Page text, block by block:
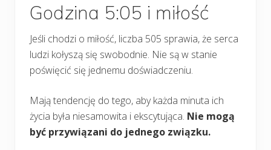
Godzina 5:05 i miłość
Jeśli chodzi o miłość, liczba 505 sprawia, że serca
ludzi kołyszą się swobodnie. Nie są w stanie
poświęcić się jednemu doświadczeniu.
Mają tendencję do tego, aby każda minuta ich
życia była niesamowita i ekscytująca. Nie mogą
być przywiązani do jednego związku.